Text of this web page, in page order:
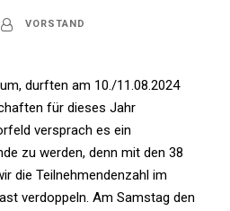
VORSTAND
durften am 10./11.08.2024
für dieses Jahr
versprach es ein
zu werden, denn mit den 38
die Teilnehmendenzahl im
verdoppeln. Am Samstag den